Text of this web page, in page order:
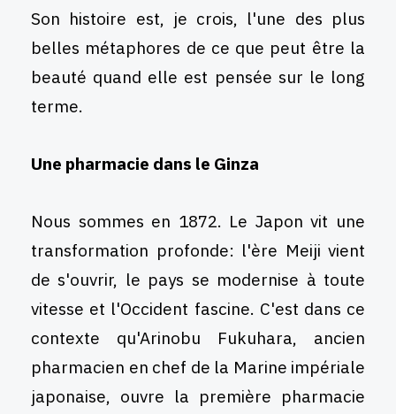
Son histoire est, je crois, l'une des plus
belles métaphores de ce que peut être la
beauté quand elle est pensée sur le long
terme.
Une pharmacie dans le Ginza
Nous sommes en 1872. Le Japon vit une
transformation profonde: l'ère Meiji vient
de s'ouvrir, le pays se modernise à toute
vitesse et l'Occident fascine. C'est dans ce
contexte qu'Arinobu Fukuhara, ancien
pharmacien en chef de la Marine impériale
japonaise, ouvre la première pharmacie